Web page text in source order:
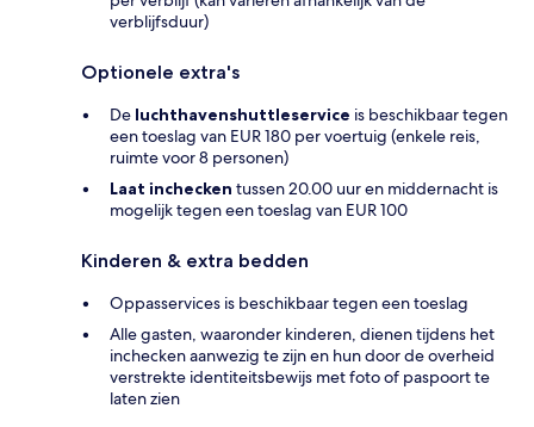
verblijfsduur)
Optionele extra's
De luchthavenshuttleservice is beschikbaar tegen
een toeslag van EUR 180 per voertuig (enkele reis,
ruimte voor 8 personen)
Laat inchecken tussen 20.00 uur en middernacht is
mogelijk tegen een toeslag van EUR 100
Kinderen & extra bedden
Oppasservices is beschikbaar tegen een toeslag
Alle gasten, waaronder kinderen, dienen tijdens het
inchecken aanwezig te zijn en hun door de overheid
verstrekte identiteitsbewijs met foto of paspoort te
laten zien